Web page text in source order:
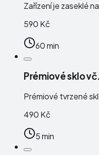
Zařízení je zaseklé
590 Kč
60 min
Prémiové sklo
Prémiové tvrzené
490 Kč
5 min